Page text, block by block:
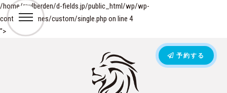
/home/mulberden/d-fields.jp/public_html/wp/wp-
content/themes/custom/single.php on line 4
">
予約する